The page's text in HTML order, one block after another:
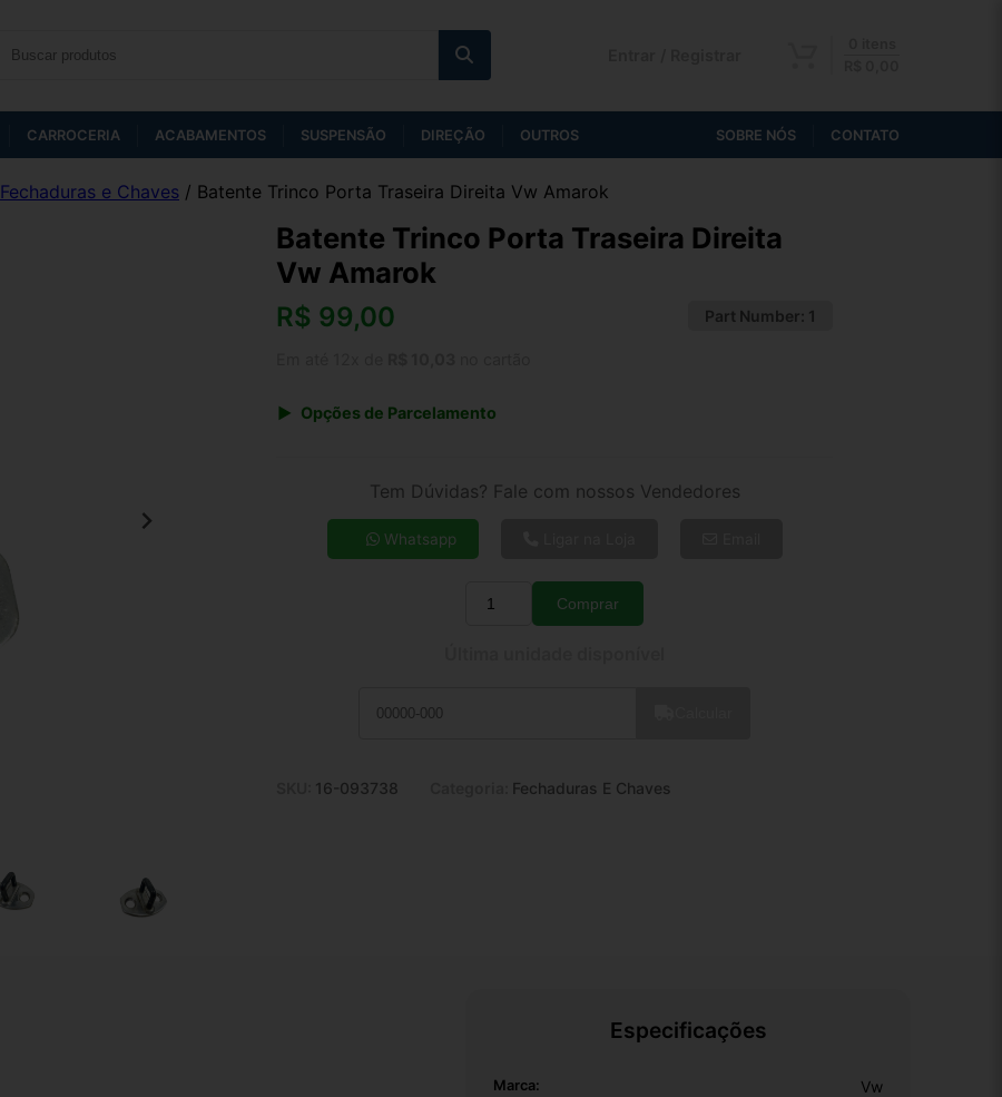
CARROCERIA ACABAMENTOS SUSPENSÃO DIREÇÃO OUTROS SOBRE NÓS CONTATO
Fechaduras e Chaves / Batente Trinco Porta Traseira Direita Vw Amarok
Batente Trinco Porta Traseira Direita
Vw Amarok
R$ 99,00 Part Number: 1
Opções de Parcelamento
7x de R$ 16,22
9x de R$ 12,95
Tem Dúvidas? Fale com nossos Vendedores
Whatsapp
Quantidade
Comprar
16-093738 Fechaduras E Chaves
Especificações
Marca: Vw